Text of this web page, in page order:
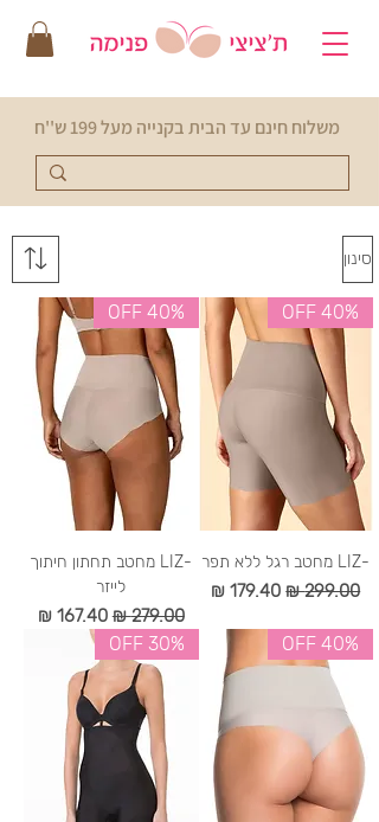
משלוח חינם עד הבית בקנייה מעל 199 ש''ח
סינון
40% OFF
-LIZ מחטב רגל ללא תפר
מחיר רגיל‏299.00 ‏₪ מחיר מבצע
40% OFF
-LIZ מחטב תחתון חיתוך
לייזר
מחיר רגיל‏279.00 ‏₪ מחיר מבצע‏167.40 ‏₪
40% OFF
30% OFF